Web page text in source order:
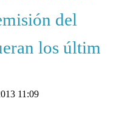
del
los últim
11:09